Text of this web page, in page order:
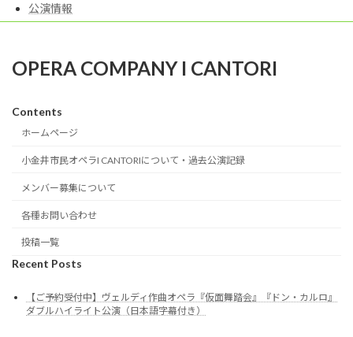
公演情報
OPERA COMPANY I CANTORI
Contents
ホームページ
小金井市民オペラI CANTORIについて・過去公演記録
メンバー募集について
各種お問い合わせ
投稿一覧
Recent Posts
【ご予約受付中】ヴェルディ作曲オペラ『仮面舞踏会』『ドン・カルロ』
ダブルハイライト公演（日本語字幕付き）